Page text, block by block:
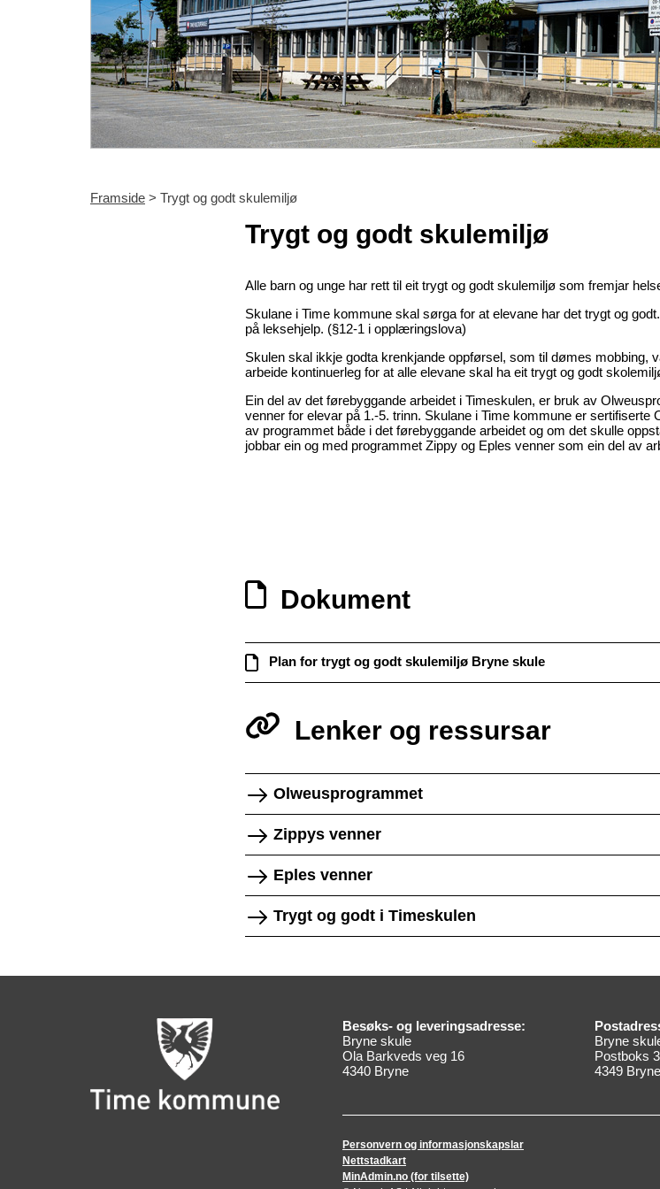
Framside > Trygt og godt skulemiljø
Trygt og godt skulemiljø
Alle barn og unge har rett til eit trygt og godt skulemiljø som fremjar
Skulane i Time kommune skal sørga for at elevane har det trygt og
på leksehjelp. (§12-1 i opplæringslova)
Skulen skal ikkje godta krenkjande oppførsel, som til dømes mobbing,
arbeide kontinuerleg for at alle elevane skal ha eit trygt og godt
Ein del av det førebyggande arbeidet i Timeskulen, er bruk av
venner for elevar på 1.-5. trinn. Skulane i Time kommune er
av programmet både i det førebyggande arbeidet og om det skulle
jobbar ein og med programmet Zippy og Eples venner som ein del av
Dokument
Plan for trygt og godt skulemiljø Bryne skule
Lenker og ressursar
Olweusprogrammet
Zippys venner
Eples venner
Trygt og godt i Timeskulen
Besøks- og leveringsadresse:
Bryne skule
Ola Barkveds veg 16
4340 Bryne
Bryne
Postboks
4349 Bryne
Personvern og informasjonskapslar
Nettstadkart
MinAdmin.no (for tilsette)